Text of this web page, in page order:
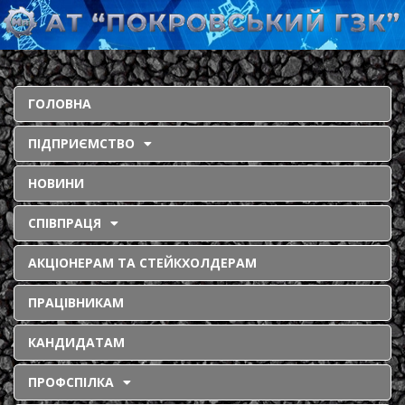
ГОЛОВНА
ПІДПРИЄМСТВО
НОВИНИ
СПІВПРАЦЯ
АКЦІОНЕРАМ ТА СТЕЙКХОЛДЕРАМ
ПРАЦІВНИКАМ
КАНДИДАТАМ
ПРОФСПІЛКА